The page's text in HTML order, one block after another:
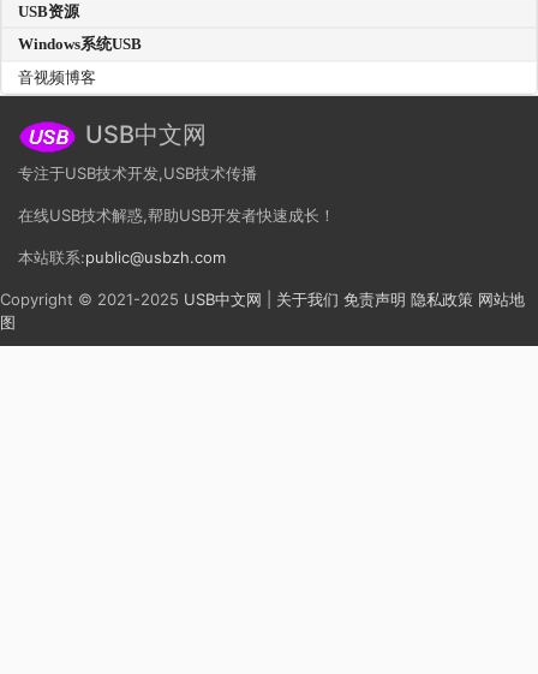
USB资源
Windows系统USB
音视频博客
USB中文网
专注于USB技术开发,USB技术传播
在线USB技术解惑,帮助USB开发者快速成长！
本站联系:public@usbzh.com
Copyright © 2021-2025 USB中文网 关于我们 免责声明 隐私政策 网站地
图